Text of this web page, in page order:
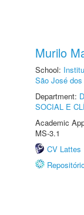
Murilo
School:
São José
Department:
SOCIAL E
Academic
MS-3.1
CV Lattes